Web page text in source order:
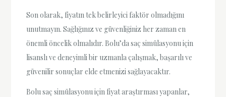
Son olarak, fiyatın tek belirleyici faktör olmadığını
unutmayın. Sağlığınız ve güvenliğiniz her zaman en
önemli öncelik olmalıdır. Bolu’da saç simülasyonu için
lisanslı ve deneyimli bir uzmanla çalışmak, başarılı ve
güvenilir sonuçlar elde etmenizi sağlayacaktır.
Bolu saç simülasyonu için fiyat araştırması yapanlar,